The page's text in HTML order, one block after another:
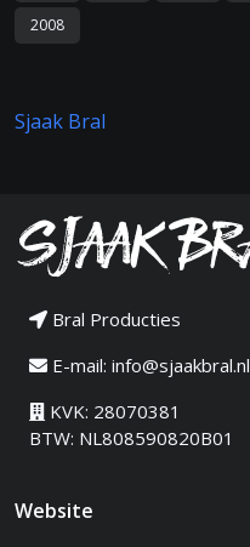
2008
Sjaak Bral
Bral Producties
E-mail: info@sjaakbral.nl
KVK: 28070381
BTW: NL808590820B01
Website